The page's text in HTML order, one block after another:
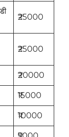
₹25000
₹25000
₹20000
₹15000
₹10000